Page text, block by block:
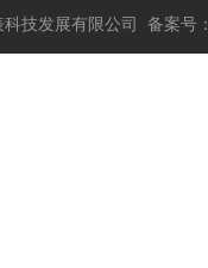
技发展有限公司 备案号